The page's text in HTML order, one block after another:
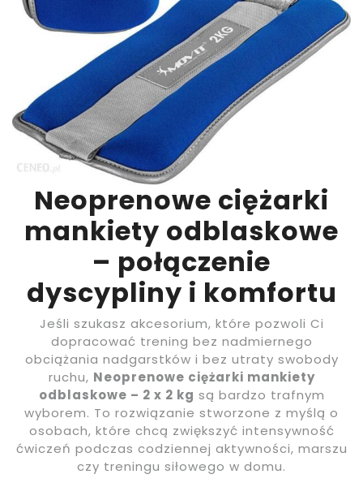
Neoprenowe ciężarki
mankiety odblaskowe
– połączenie
dyscypliny i komfortu
Jeśli szukasz akcesorium, które pozwoli Ci
dopracować trening bez nadmiernego
obciążania nadgarstków i bez utraty swobody
ruchu, Neoprenowe ciężarki mankiety
odblaskowe – 2 x 2 kg są bardzo trafnym
wyborem. To rozwiązanie stworzone z myślą o
osobach, które chcą zwiększyć intensywność
ćwiczeń podczas codziennej aktywności, marszu
czy treningu siłowego w domu.